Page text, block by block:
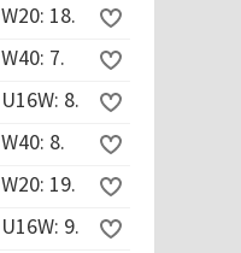
W20: 18.
W40: 7.
U16W: 8.
W40: 8.
W20: 19.
U16W: 9.